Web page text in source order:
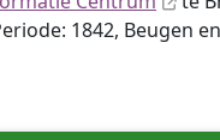
1842, Beugen